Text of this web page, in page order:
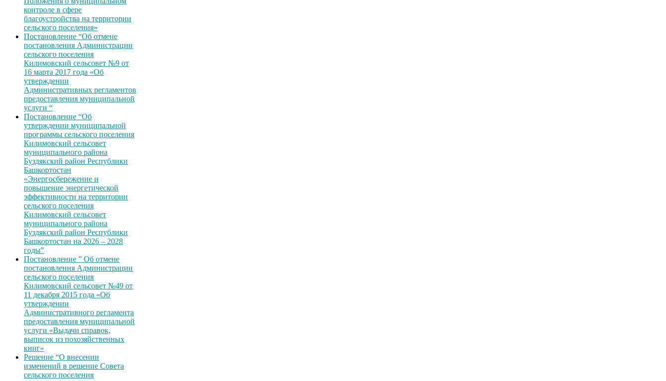
контроле в сфере
благоустройства на территории
сельского поселения»
Постановление “Об отмене
постановления Администрации
сельского поселения
Килимовский сельсовет №9 от
16 марта 2017 года «Об
утверждении
Административных регламентов
предоставления муниципальной
услуги “
Постановление “Об
утверждении муниципальной
программы сельского поселения
Килимовский сельсовет
муниципального района
Буздякский район Республики
Башкортостан
«Энергосбережение и
повышение энергетической
эффективности на территории
сельского поселения
Килимовский сельсовет
муниципального района
Буздякский район Республики
Башкортостан на 2026 – 2028
годы”
Постановление ” Об отмене
постановления Администрации
сельского поселения
Килимовский сельсовет №49 от
11 декабря 2015 года «Об
утверждении
Административного регламента
предоставления муниципальной
услуги «Выдачи справок,
выписок из похозяйственных
книг»
Решение “О внесении
изменений в решение Совета
сельского поселения